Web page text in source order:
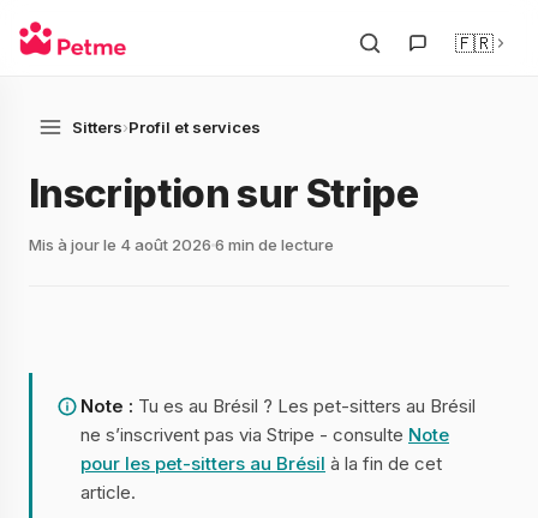
🇫🇷
Sitters›Profil et services
Inscription sur Stripe
Mis à jour le 4 août 2026 6 min de lecture
Note : Tu es au Brésil ? Les pet-sitters au Brésil
ne s’inscrivent pas via Stripe - consulte Note
pour les pet-sitters au Brésil à la fin de cet
article.